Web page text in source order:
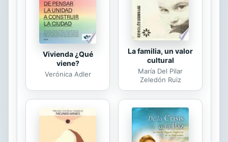
autor recrea con su peculiar e...
Vivienda ¿Qué
viene?
Verónica Adler
La familia, un valor
cultural
María Del Pilar
Zeledón Ruiz